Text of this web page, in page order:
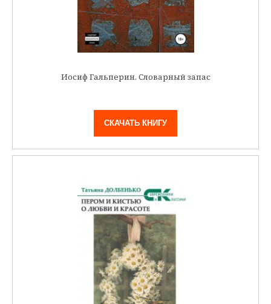
Иосиф Гальперин. Словарный запас
СКАЧАТЬ КНИГУ